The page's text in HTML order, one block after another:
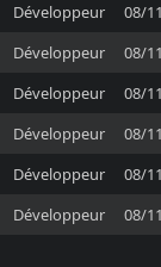
Développeur
08/
Développeur
08/
Développeur
08/
Développeur
08/
Développeur
08/
Développeur 08/